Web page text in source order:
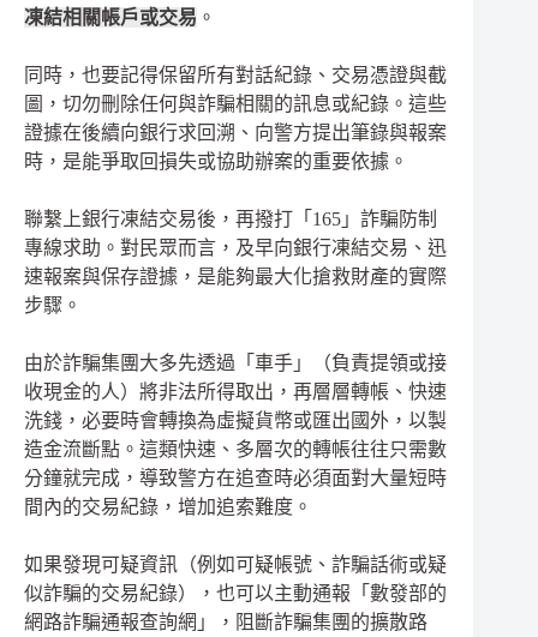
凍結相關帳戶或交易 。
同時，也要記得保留所有對話紀錄、交易憑證與截
圖，切勿刪除任何與詐騙相關的訊息或紀錄。這些
證據在後續向銀行求回溯、向警方提出筆錄與報案
時，是能爭取回損失或協助辦案的重要依據。
聯繫上銀行凍結交易後，再撥打「165」詐騙防制
專線求助。對民眾而言，及早向銀行凍結交易、迅
速報案與保存證據，是能夠最大化搶救財產的實際
步驟。
由於詐騙集團大多先透過「車手」（負責提領或接
收現金的人）將非法所得取出，再層層轉帳、快速
洗錢，必要時會轉換為虛擬貨幣或匯出國外，以製
造金流斷點。這類快速、多層次的轉帳往往只需數
分鐘就完成，導致警方在追查時必須面對大量短時
間內的交易紀錄，增加追索難度。
如果發現可疑資訊（例如可疑帳號、詐騙話術或疑
似詐騙的交易紀錄），也可以主動通報「數發部的
網路詐騙通報查詢網」，阻斷詐騙集團的擴散路